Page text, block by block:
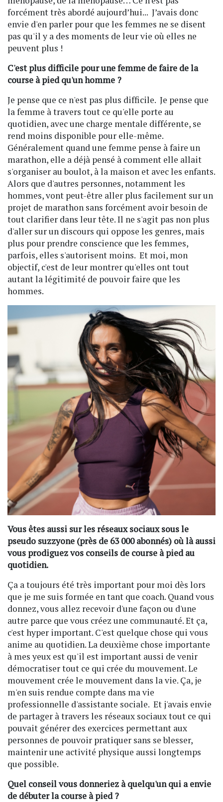
forcément très abordé aujourd’hui... J’avais donc
envie d'en parler pour que les femmes ne se disent
pas qu'il y a des moments de leur vie où elles ne
peuvent plus !
C'est plus difficile pour une femme de faire de la
course à pied qu'un homme ?
Je pense que ce n'est pas plus difficile. Je pense que
la femme à travers tout ce qu'elle porte au
quotidien, avec une charge mentale différente, se
rend moins disponible pour elle-même.
Généralement quand une femme pense à faire un
marathon, elle a déjà pensé à comment elle allait
s'organiser au boulot, à la maison et avec les enfants.
Alors que d'autres personnes, notamment les
hommes, vont peut-être aller plus facilement sur un
projet de marathon sans forcément avoir besoin de
tout clarifier dans leur tête. Il ne s'agit pas non plus
d'aller sur un discours qui oppose les genres, mais
plus pour prendre conscience que les femmes,
parfois, elles s'autorisent moins. Et moi, mon
objectif, c'est de leur montrer qu'elles ont tout
autant la légitimité de pouvoir faire que les
hommes.
Vous êtes aussi sur les réseaux sociaux sous le
pseudo suzzyone (près de 63 000 abonnés) où là aussi
vous prodiguez vos conseils de course à pied au
quotidien.
Ça a toujours été très important pour moi dès lors
que je me suis formée en tant que coach. Quand vous
donnez, vous allez recevoir d'une façon ou d'une
autre parce que vous créez une communauté. Et ça,
c'est hyper important. C'est quelque chose qui vous
anime au quotidien. La deuxième chose importante
à mes yeux est qu'il est important aussi de venir
démocratiser tout ce qui crée du mouvement. Le
mouvement crée le mouvement dans la vie. Ça, je
m'en suis rendue compte dans ma vie
professionnelle d'assistante sociale. Et j'avais envie
de partager à travers les réseaux sociaux tout ce qui
pouvait générer des exercices permettant aux
personnes de pouvoir pratiquer sans se blesser,
maintenir une activité physique aussi longtemps
que possible.
Quel conseil vous donneriez à quelqu'un qui a envie
de débuter la course à pied ?